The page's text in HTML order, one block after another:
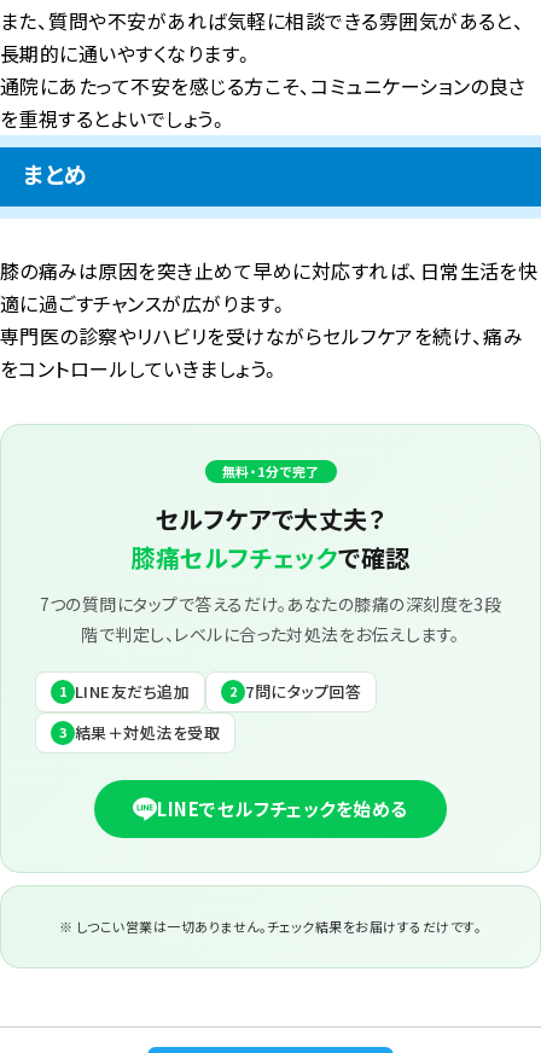
また、質問や不安があれば気軽に相談できる雰囲気があると、
長期的に通いやすくなります。
通院にあたって不安を感じる方こそ、コミュニケーションの良さ
を重視するとよいでしょう。
まとめ
膝の痛みは原因を突き止めて早めに対応すれば、日常生活を快
適に過ごすチャンスが広がります。
専門医の診察やリハビリを受けながらセルフケアを続け、痛み
をコントロールしていきましょう。
無料・1分で完了
セルフケアで大丈夫？
膝痛セルフチェックで確認
7つの質問にタップで答えるだけ。あなたの膝痛の深刻度を3段
階で判定し、レベルに合った対処法をお伝えします。
1 LINE友だち追加 2 7問にタップ回答
3 結果＋対処法を受取
LINEでセルフチェックを始める
※ しつこい営業は一切ありません。チェック結果をお届けするだけです。